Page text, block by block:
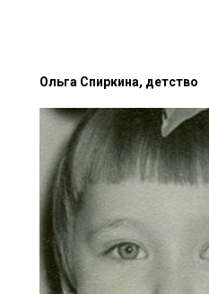
Ольга Спиркина, детство